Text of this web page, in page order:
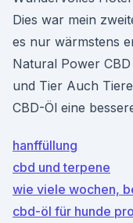
Dies war mein
es nur wärmstens
Natural Power
und Tier Auch
CBD-Öl eine
hanffüllung
cbd und terpene
wie viele wochen,
cbd-öl für hunde